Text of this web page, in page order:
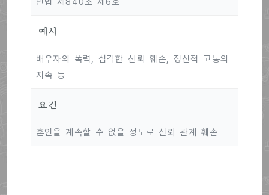
예시
배우자의 폭력, 심각한 신뢰 훼손, 정신적 고통의
지속 등
요건
혼인을 계속할 수 없을 정도로 신뢰 관계 훼손